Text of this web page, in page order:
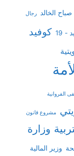
الخالد رجال
- 19
كوفيد
الفروانية
مشروع قانون
وزارة
وزير المالية